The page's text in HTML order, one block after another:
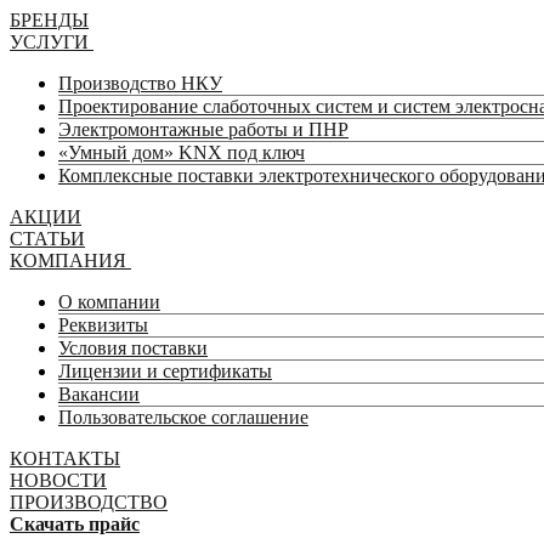
БРЕНДЫ
УСЛУГИ
Производство НКУ
Проектирование слаботочных систем и систем
Электромонтажные работы и ПНР
«Умный дом» KNX под ключ
Комплексные поставки электротехнического
АКЦИИ
СТАТЬИ
КОМПАНИЯ
О компании
Реквизиты
Условия поставки
Лицензии и сертификаты
Вакансии
Пользовательское соглашение
КОНТАКТЫ
НОВОСТИ
ПРОИЗВОДСТВО
Скачать прайс